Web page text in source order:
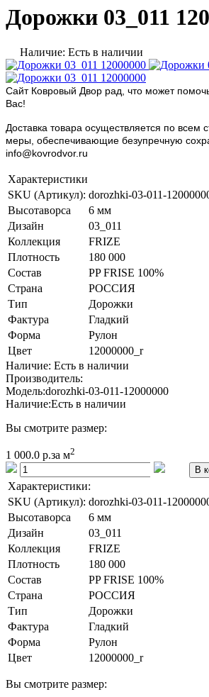
Дорожки 03_011
Наличие: Есть в наличии
Сайт Ковровый Двор рад, что может
Вас!
Доставка товара осуществляется по всем
меры, обеспечивающие безупречную
info@kovrodvor.ru
Характеристики
SKU (Артикул): dorozhki-03-011-
Высотаворса
6 мм
Дизайн
03_011
Коллекция
FRIZE
Плотность
180 000
Состав
PP FRISE 100%
Страна
РОССИЯ
Тип
Дорожки
Фактура
Гладкий
Форма
Рулон
Цвет
12000000_r
Наличие: Есть в наличии
Производитель:
Модель:dorozhki-03-011-12000000
Наличие:Есть в наличии
Вы смотрите размер:
1 000.0 р.за м2
В
Характеристики:
SKU (Артикул): dorozhki-03-011-
Высотаворса
6 мм
Дизайн
03_011
Коллекция
FRIZE
Плотность
180 000
Состав
PP FRISE 100%
Страна
РОССИЯ
Тип
Дорожки
Фактура
Гладкий
Форма
Рулон
Цвет
12000000_r
Вы смотрите размер: